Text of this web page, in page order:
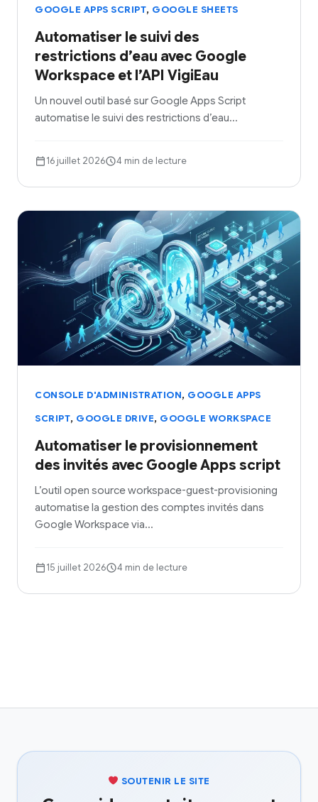
GOOGLE APPS SCRIPT, GOOGLE SHEETS
Automatiser le suivi des
restrictions d’eau avec Google
Workspace et l’API VigiEau
Un nouvel outil basé sur Google Apps Script
automatise le suivi des restrictions d’eau…
16 juillet 2026 4 min de lecture
CONSOLE D'ADMINISTRATION, GOOGLE APPS
SCRIPT, GOOGLE DRIVE, GOOGLE WORKSPACE
Automatiser le provisionnement
des invités avec Google Apps script
L’outil open source workspace-guest-provisioning
automatise la gestion des comptes invités dans
Google Workspace via…
15 juillet 2026 4 min de lecture
SOUTENIR LE SITE